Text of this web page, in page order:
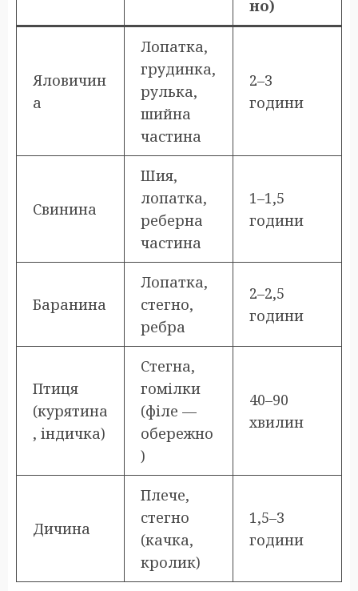
но)
Яловичин
а
Лопатка,
грудинка,
рулька,
шийна
частина
2–3
години
Свинина
Шия,
лопатка,
реберна
частина
1–1,5
години
Баранина
Лопатка,
стегно,
ребра
2–2,5
години
Птиця
(курятина
, індичка)
Стегна,
гомілки
(філе —
обережно
)
40–90
хвилин
Дичина
Плече,
стегно
(качка,
кролик)
1,5–3
години